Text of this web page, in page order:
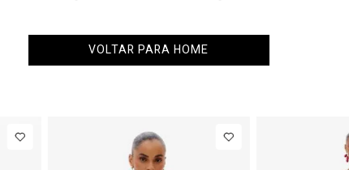
VOLTAR PARA HOME